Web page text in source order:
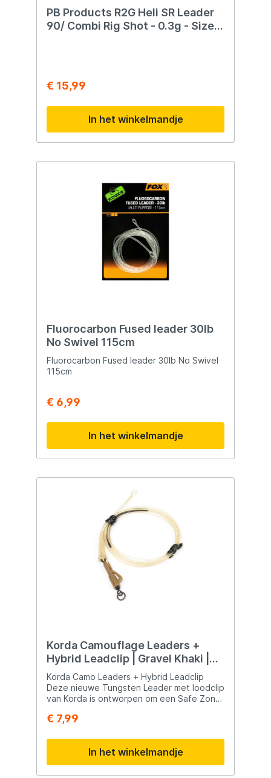
PB Products R2G Heli SR Leader
90/ Combi Rig Shot - 0.3g - Size 4
€ 15,99
In het winkelmandje
Fluorocarbon Fused leader 30lb
No Swivel 115cm
Fluorocarbon Fused leader 30lb No Swivel
115cm
€ 6,99
In het winkelmandje
Korda Camouflage Leaders +
Hybrid Leadclip | Gravel Khaki |
40lb
Korda Camo Leaders + Hybrid Leadclip
Deze nieuwe Tungsten Leader met loodclip
van Korda is ontworpen om een Safe Zone
biedt verschillende voordelen. Hier zijn
Trekkracht: Deze leader is ontwikkeld met
een hogere trekkracht, waardoor je meer
kracht hebt bij het drillen van vissen en het
bevissen van potentieel sterke stekken.
€ 7,99
In het winkelmandje